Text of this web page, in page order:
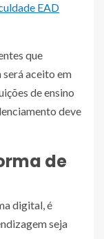
EAD
que
será aceito em
de ensino
deve
de
digital, é
seja